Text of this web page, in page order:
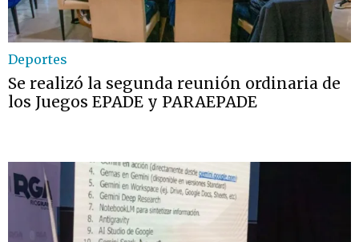
Deportes
Se realizó la segunda reunión ordinaria de
los Juegos EPADE y PARAEPADE